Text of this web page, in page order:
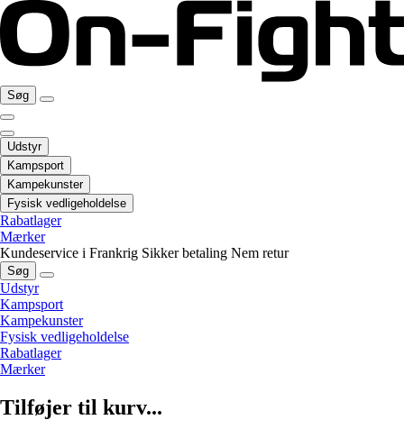
Søg
Udstyr
Kampsport
Kampekunster
Fysisk vedligeholdelse
Rabatlager
Mærker
Kundeservice i Frankrig Sikker betaling Nem retur
Søg
Udstyr
Kampsport
Kampekunster
Fysisk vedligeholdelse
Rabatlager
Mærker
Tilføjer til kurv...